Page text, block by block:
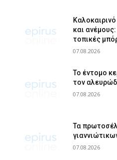
και
τοπικές
07.08.2026
Το έντομο
τον
07.08.2026
Τα
07.08.2026